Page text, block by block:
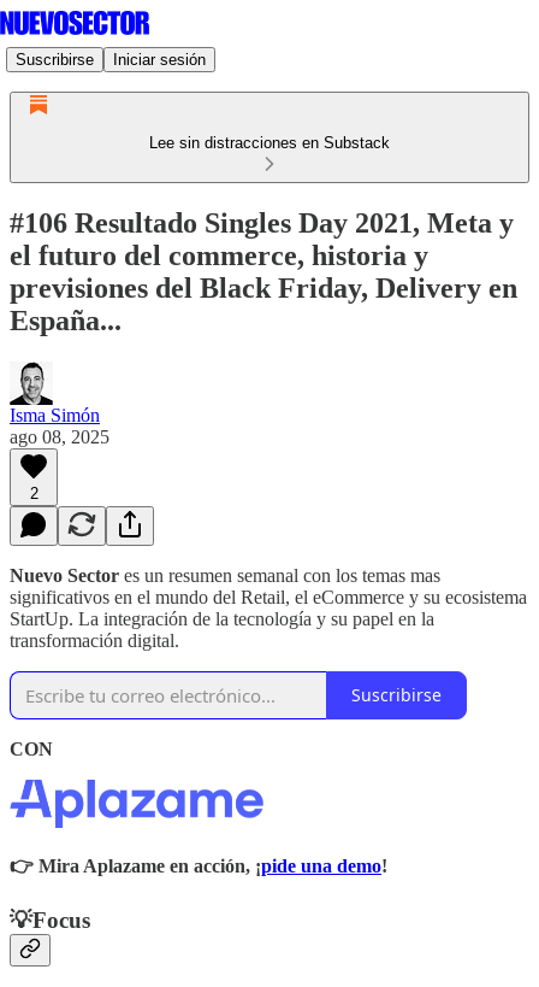
Suscribirse Iniciar sesión
Lee sin distracciones en Substack
#106 Resultado Singles Day 2021, Meta y
el futuro del commerce, historia y
previsiones del Black Friday, Delivery en
España...
Isma Simón
ago 08, 2025
2
Nuevo Sector es un resumen semanal con los temas mas
significativos en el mundo del Retail, el eCommerce y su ecosistema
StartUp. La integración de la tecnología y su papel en la
transformación digital.
Suscribirse
CON
👉 Mira Aplazame en acción, ¡pide una demo!
💡Focus